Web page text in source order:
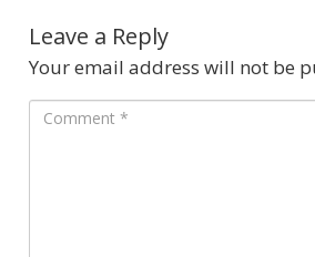
Leave a Reply
Your email address will not be